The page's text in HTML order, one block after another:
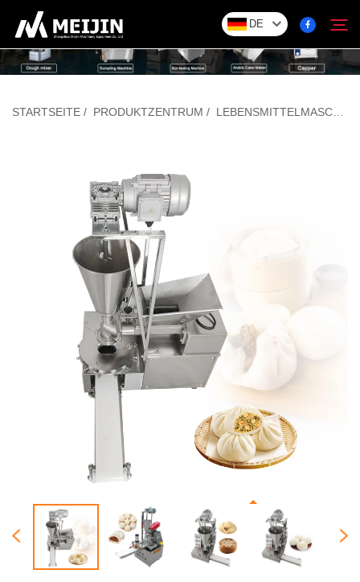
DE
Unternehmen
Produktzentrum
STARTSEITE / PRODUKTZENTRUM / LEBENSMITTELMASCHINEN